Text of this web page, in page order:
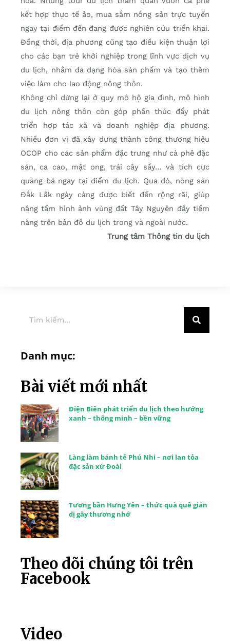
kết hợp thực tế ảo, mua sắm nông sản trực tuyến
ngay tại điểm đến đang được nghiên cứu triển khai.
Đồng thời, địa phương cũng tạo điều kiện thuận lợi
cho các bạn trẻ khởi nghiệp trong lĩnh vực dịch vụ
du lịch, nhằm đa dạng hóa sản phẩm và tạo thêm
việc làm cho lao động nông thôn.
Không chỉ dừng lại ở quy mô hộ gia đình, mô hình
du lịch nông thôn còn góp phần thúc đẩy phát
triển hợp tác xã và doanh nghiệp địa phương.
Nhiều đơn vị đã xây dựng thành công thương hiệu
OCOP cho các sản phẩm đặc trưng như cà phê đặc
sản, ca cao, mật ong, trái cây sấy… và tích cực
quảng bá ngay tại điểm du lịch. Qua đó, nông sản
Đắk Lắk ngày càng được biết đến rộng rãi, giúp
nâng tầm hình ảnh vùng đất Tây Nguyên đầy tiềm
năng trên bản đồ du lịch trong và ngoài nước.
Trung tâm Thông tin du lịch
Danh mục:
Bài viết mới nhất
Điện Biên phát triển du lịch theo hướng
xanh – thông minh – bền vững
Làng làm bánh tẻ Phú Nhi – nơi lan tỏa
đặc sản xứ Đoài
Tương bần Hưng Yên – thức quà quê giản
dị gây thương nhớ
Theo dõi chúng tôi trên
Facebook
Video